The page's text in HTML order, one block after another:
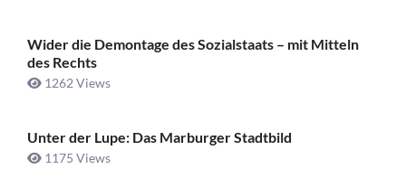
Wider die Demontage des Sozialstaats – mit Mitteln
des Rechts
1262 Views
Unter der Lupe: Das Marburger Stadtbild
1175 Views